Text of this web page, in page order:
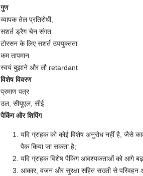
गुण
व्यापक तेल प्रतिरोधी,
सशर्त ड्रैग चेन संगत
टोरसन के लिए सशर्त उपयुक्तता
कम तापमान
स्वयं बुझाने और लौ retardant
विशेष विवरण
प्रमाण पत्र
उल, सीयूएल, सीई
पैकिंग और शिपिंग
यदि ग्राहक को कोई विशेष अनुरोध नहीं है, जैसे
पैक किया जा सकता है;
यदि ग्राहक विशेष पैकिंग आवश्यकताओं को आगे
आकार, वजन और सुरक्षा सहित सख्ती से परिवहन